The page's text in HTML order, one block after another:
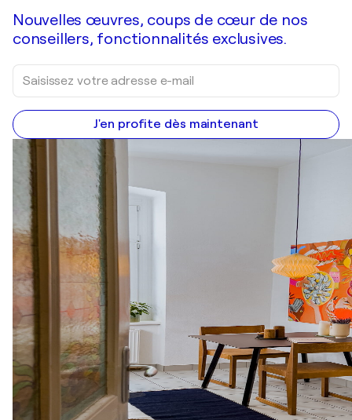
Nouvelles œuvres, coups de cœur de nos
conseillers, fonctionnalités exclusives.
J'en profite dès maintenant